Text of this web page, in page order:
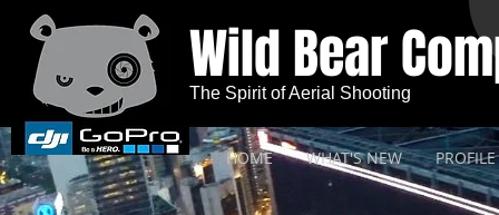
HOME WHAT'S NEW PROFILE
Wild Bear
The Spirit of Aerial Shooting